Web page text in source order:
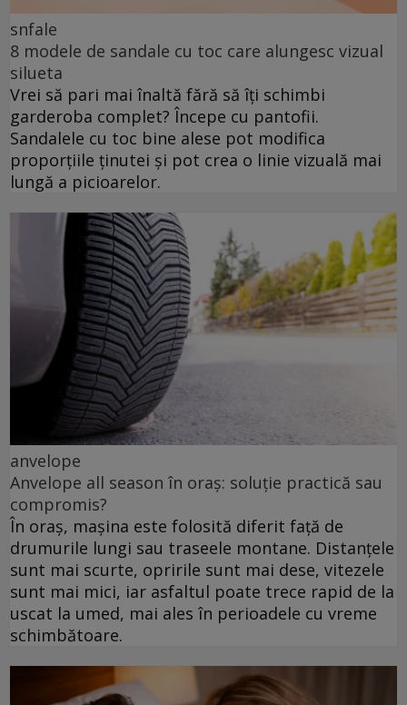
snfale
8 modele de sandale cu toc care alungesc vizual
silueta
Vrei să pari mai înaltă fără să îți schimbi
garderoba complet? Începe cu pantofii.
Sandalele cu toc bine alese pot modifica
proporțiile ținutei și pot crea o linie vizuală mai
lungă a picioarelor.
anvelope
Anvelope all season în oraș: soluție practică sau
compromis?
În oraș, mașina este folosită diferit față de
drumurile lungi sau traseele montane. Distanțele
sunt mai scurte, opririle sunt mai dese, vitezele
sunt mai mici, iar asfaltul poate trece rapid de la
uscat la umed, mai ales în perioadele cu vreme
schimbătoare.